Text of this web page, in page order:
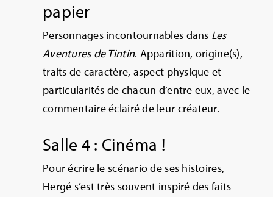
papier
Personnages incontournables dans Les
Aventures de Tintin. Apparition, origine(s),
traits de caractère, aspect physique et
particularités de chacun d’entre eux, avec le
commentaire éclairé de leur créateur.
Salle 4 : Cinéma !
Pour écrire le scénario de ses histoires,
Hergé s’est très souvent inspiré des faits